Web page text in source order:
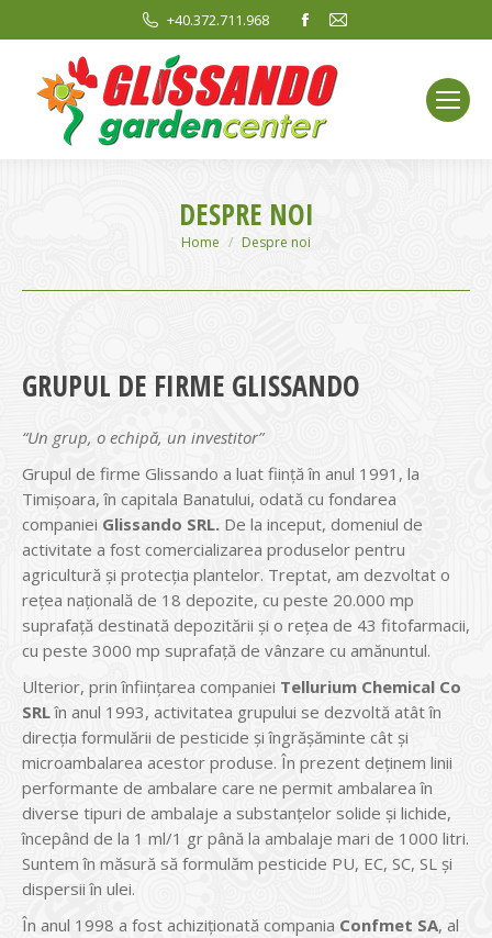
+40.372.711.968
Facebook
opens
in
new
window
Mail
window
DESPRE NOI
You are here:
Home Despre noi
GRUPUL DE FIRME GLISSANDO
“Un grup, o echipă, un investitor”
Grupul de firme Glissando a luat ființă în anul 1991, la
Timișoara, în capitala Banatului, odată cu fondarea
companiei Glissando SRL. De la inceput, domeniul de
activitate a fost comercializarea produselor pentru
agricultură și protecția plantelor. Treptat, am dezvoltat o
rețea națională de 18 depozite, cu peste 20.000 mp
suprafață destinată depozitării și o rețea de 43 fitofarmacii,
cu peste 3000 mp suprafață de vânzare cu amănuntul.
Ulterior, prin înființarea companiei Tellurium Chemical Co
SRLîn anul 1993, activitatea grupului se dezvoltă atât în
direcția formulării de pesticide și îngrășăminte cât și
microambalarea acestor produse. În prezent deținem linii
performante de ambalare care ne permit ambalarea în
diverse tipuri de ambalaje a substanțelor solide și lichide,
începând de la 1 ml/1 gr până la ambalaje mari de 1000 litri.
Suntem în măsură să formulăm pesticide PU, EC, SC, SL și
dispersii în ulei.
În anul 1998 a fost achiziționată compania Confmet SA, al